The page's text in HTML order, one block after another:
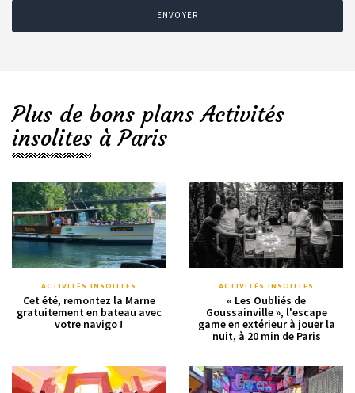
ENVOYER
Plus de bons plans Activités
insolites à Paris
ACTIVITÉS INSOLITES
Cet été, remontez la Marne
gratuitement en bateau avec
votre navigo !
ACTIVITÉS INSOLITES
« Les Oubliés de
Goussainville », l'escape
game en extérieur à jouer la
nuit, à 20 min de Paris